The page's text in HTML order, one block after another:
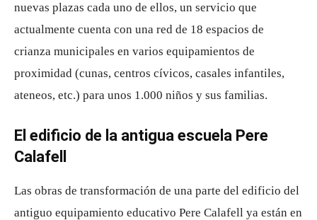
nuevas plazas cada uno de ellos, un servicio que
actualmente cuenta con una red de 18 espacios de
crianza municipales en varios equipamientos de
proximidad (cunas, centros cívicos, casales infantiles,
ateneos, etc.) para unos 1.000 niños y sus familias.
El edificio de la antigua escuela Pere
Calafell
Las obras de transformación de una parte del edificio del
antiguo equipamiento educativo Pere Calafell ya están en